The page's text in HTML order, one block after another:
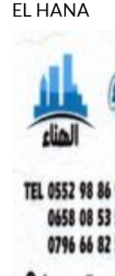
EL HANA